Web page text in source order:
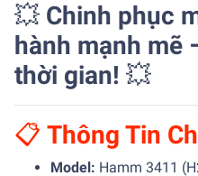
💥 Chinh phục
hành mạnh mẽ
thời gian! 💥
📋 Thông Tin
Model: Hamm 3411